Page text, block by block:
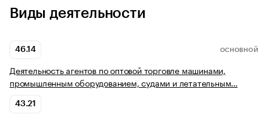
Виды деятельности
46.14 ОСНОВНОЙ
Деятельность агентов по оптовой торговле машинами,
промышленным оборудованием, судами и летательным…
43.21